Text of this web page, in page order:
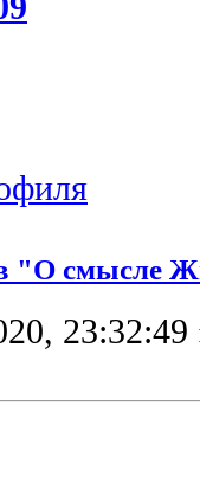
"О смысле
23:32:49